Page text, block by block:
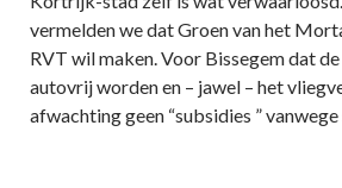
vermelden we dat Groen van het
RVT wil maken. Voor Bissegem dat
autovrij worden en – jawel – het
afwachting geen “subsidies ” vanwege